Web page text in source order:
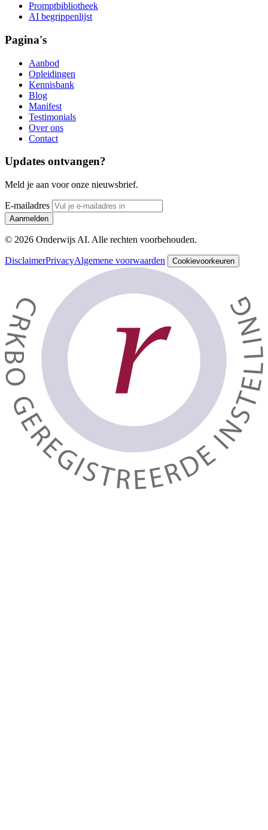
Promptbibliotheek
AI begrippenlijst
Pagina's
Aanbod
Opleidingen
Kennisbank
Blog
Manifest
Testimonials
Over ons
Contact
Updates ontvangen?
Meld je aan voor onze nieuwsbrief.
E-mailadres
Aanmelden
© 2026 Onderwijs AI. Alle rechten voorbehouden.
DisclaimerPrivacyAlgemene voorwaarden Cookievoorkeuren